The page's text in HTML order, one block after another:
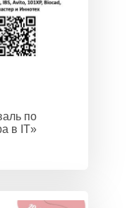
по
в IT»